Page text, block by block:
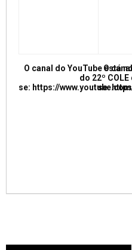
O canal do YouTube está
do 22º
se: https://
O
se: